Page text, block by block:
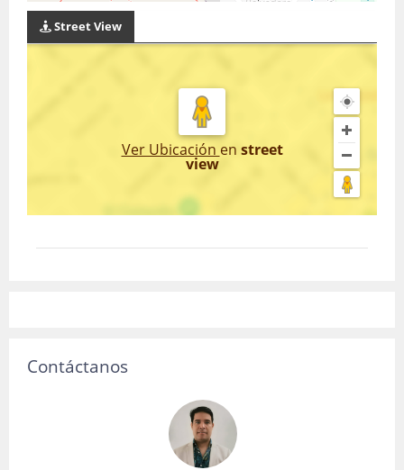
Street View
Ver Ubicación en street
view
Contáctanos